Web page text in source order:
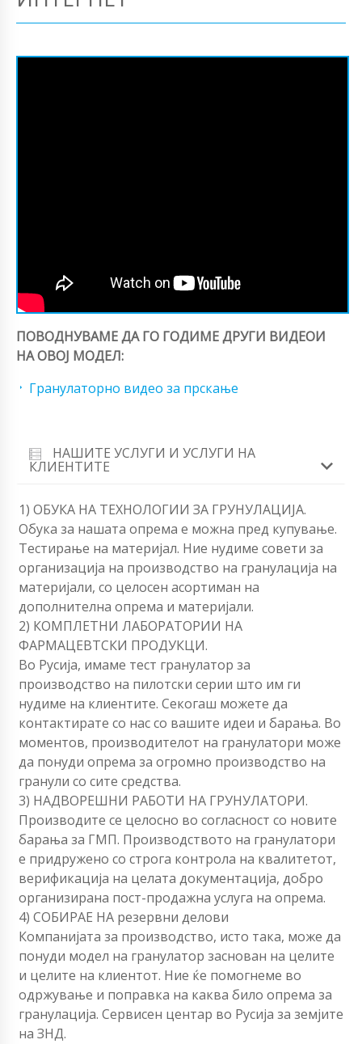
ПОВОДНУВАМЕ ДА ГО ГОДИМЕ ДРУГИ ВИДЕОИ
НА ОВОЈ МОДЕЛ:
Гранулаторно видео за прскање
НАШИТЕ УСЛУГИ И УСЛУГИ НА
КЛИЕНТИТЕ
1) ОБУКА НА ТЕХНОЛОГИИ ЗА ГРУНУЛАЦИЈА.
Обука за нашата опрема е можна пред купување.
Тестирање на материјал. Ние нудиме совети за
организација на производство на гранулација на
материјали, со целосен асортиман на
дополнителна опрема и материјали.
2) КОМПЛЕТНИ ЛАБОРАТОРИИ НА
ФАРМАЦЕВТСКИ ПРОДУКЦИ.
Во Русија, имаме тест гранулатор за
производство на пилотски серии што им ги
нудиме на клиентите. Секогаш можете да
контактирате со нас со вашите идеи и барања. Во
моментов, производителот на гранулатори може
да понуди опрема за огромно производство на
гранули со сите средства.
3) НАДВОРЕШНИ РАБОТИ НА ГРУНУЛАТОРИ.
Производите се целосно во согласност со новите
барања за ГМП. Производството на гранулатори
е придружено со строга контрола на квалитетот,
верификација на целата документација, добро
организирана пост-продажна услуга на опрема.
4) СОБИРАЕ НА резервни делови
Компанијата за производство, исто така, може да
понуди модел на гранулатор заснован на целите
и целите на клиентот. Ние ќе помогнеме во
одржување и поправка на каква било опрема за
гранулација. Сервисен центар во Русија за земјите
на ЗНД.